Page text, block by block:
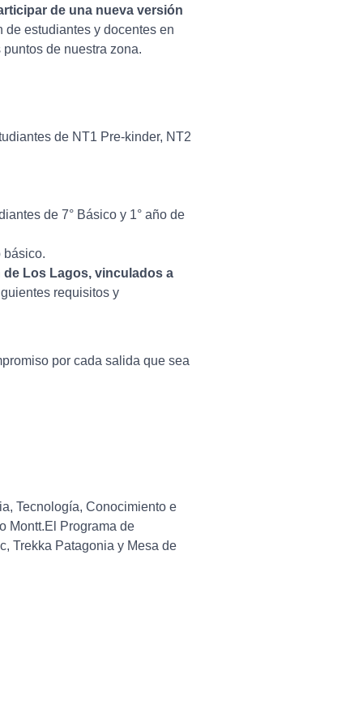
de una nueva versión
de estudiantes y docentes en
de nuestra zona.
de NT1 Pre-kinder, NT2
de 7° Básico y 1° año de
básico.
Los Lagos, vinculados a
requisitos y
por cada salida que sea
Tecnología, Conocimiento e
Montt.El Programa de
Trekka Patagonia y Mesa de